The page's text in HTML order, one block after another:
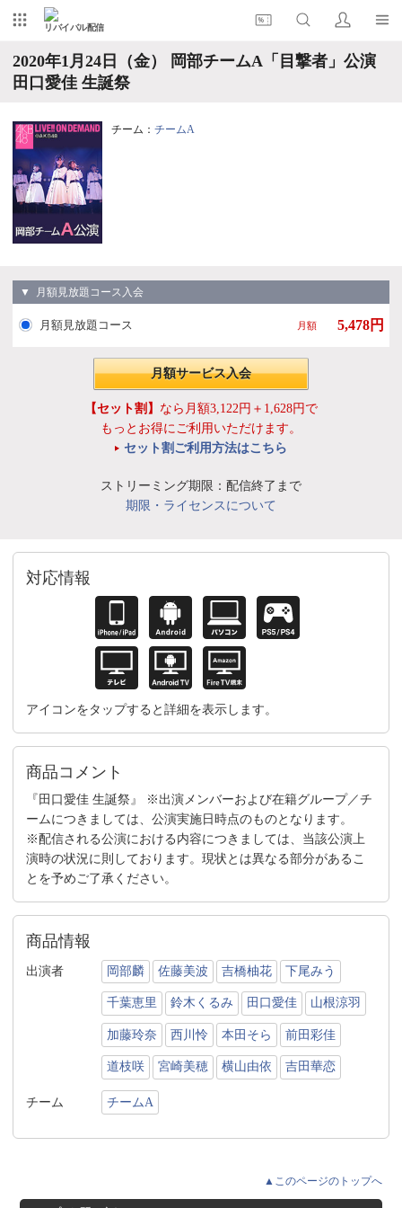
リバイバル配信
2020年1月24日（金） 岡部チームA「目撃者」公演
田口愛佳 生誕祭
チーム： チームA
▼ 月額見放題コース入会
月額見放題コース 月額 5,478円
月額サービス入会
【セット割】 なら月額3,122円＋1,628円で
もっとお得にご利用いただけます。
セット割ご利用方法はこちら
ストリーミング期限：配信終了まで
期限・ライセンスについて
対応情報
アイコンをタップすると詳細を表示します。
商品コメント
『田口愛佳 生誕祭』 ※出演メンバーおよび在籍グループ／チ
ームにつきましては、公演実施日時点のものとなります。
※配信される公演における内容につきましては、当該公演上
演時の状況に則しております。現状とは異なる部分があるこ
とを予めご了承ください。
商品情報
出演者 岡部麟 佐藤美波 吉橋柚花 下尾みう
千葉恵里 鈴木くるみ 田口愛佳 山根涼羽
加藤玲奈 西川怜 本田そら 前田彩佳
道枝咲 宮崎美穂 横山由依 吉田華恋
チーム チームA
▲このページのトップへ